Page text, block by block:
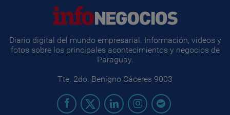
Diario digital del mundo empresarial. Información, videos y
fotos sobre los principales acontecimientos y negocios de
Paraguay.
Tte. 2do. Benigno Cáceres 9003